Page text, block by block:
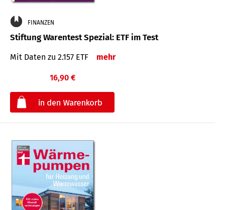
FINANZEN
Stiftung Warentest Spezial: ETF im Test
Mit Daten zu 2.157 ETF mehr
16,90 €